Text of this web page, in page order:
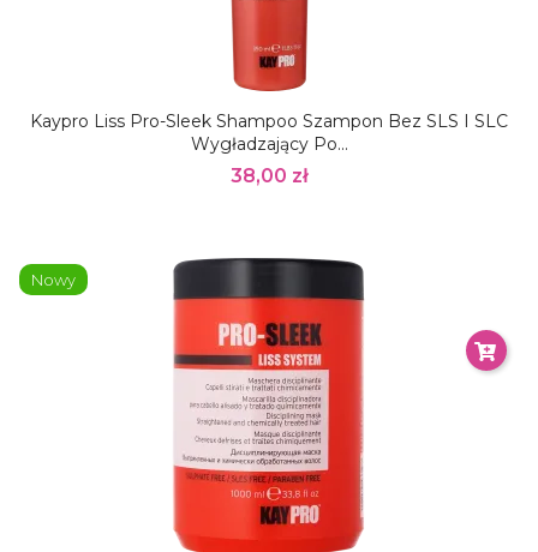
Kaypro Liss Pro-Sleek Shampoo Szampon Bez SLS I SLC
Wygładzający Po...
38,00 zł
Nowy